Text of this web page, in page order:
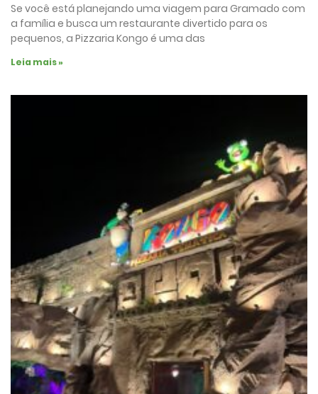
Se você está planejando uma viagem para Gramado com
a família e busca um restaurante divertido para os
pequenos, a Pizzaria Kongo é uma das
Leia mais »